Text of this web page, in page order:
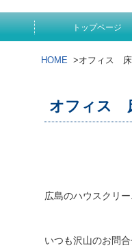
トップページ
HOME >オフィス
オフィス
広島のハウスクリ
いつも沢山のお問